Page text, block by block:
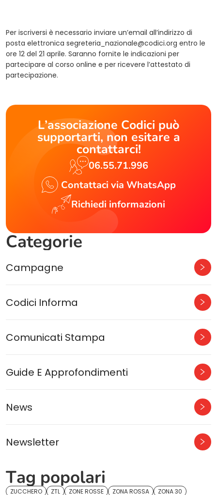
Per iscriversi è necessario inviare un’email all’indirizzo di
posta elettronica segreteria_nazionale@codici.org entro le
ore 12 del 21 aprile. Saranno fornite le indicazioni per
partecipare al corso online e per ricevere l’attestato di
partecipazione.
L’associazione Codici può
supportarti, non esitare a
contattarci!
06.55.71.996
Contattaci via WhatsApp
Richiedi informazioni
Categorie
Campagne
Codici Informa
Comunicati Stampa
Guide E Approfondimenti
News
Newsletter
Tag popolari
ZUCCHERO ZTL ZONE ROSSE ZONA ROSSA ZONA 30